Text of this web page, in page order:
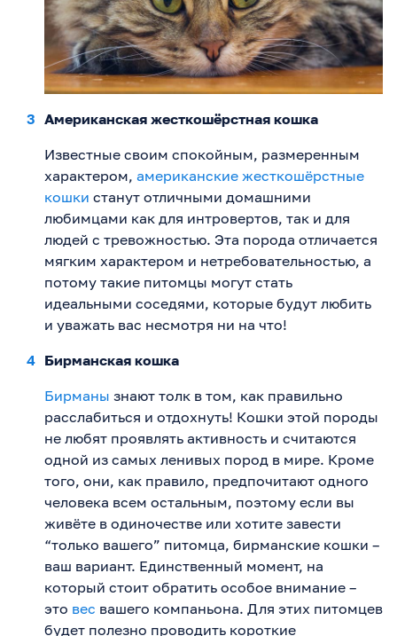
Американская жесткошёрстная кошка
Известные своим спокойным, размеренным
характером, американские жесткошёрстные
кошки станут отличными домашними
любимцами как для интровертов, так и для
людей с тревожностью. Эта порода отличается
мягким характером и нетребовательностью, а
потому такие питомцы могут стать
идеальными соседями, которые будут любить
и уважать вас несмотря ни на что!
Бирманская кошка
Бирманы знают толк в том, как правильно
расслабиться и отдохнуть! Кошки этой породы
не любят проявлять активность и считаются
одной из самых ленивых пород в мире. Кроме
того, они, как правило, предпочитают одного
человека всем остальным, поэтому если вы
живёте в одиночестве или хотите завести
“только вашего” питомца, бирманские кошки –
ваш вариант. Единственный момент, на
который стоит обратить особое внимание –
это вес вашего компаньона. Для этих питомцев
будет полезно проводить короткие